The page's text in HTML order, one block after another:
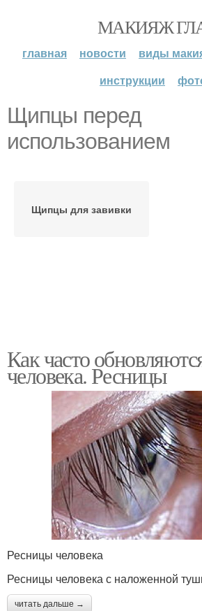
МАКИЯЖ
главная новости виды
инструкции
Щипцы перед
использованием
Щипцы для завивки
Как часто
человека. Ресницы
Ресницы человека
Ресницы человека с наложенной
читать дальше →